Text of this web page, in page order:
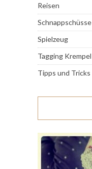
Reisen
Schnappschüsse
Spielzeug
Tagging Krempel
Tipps und Tricks